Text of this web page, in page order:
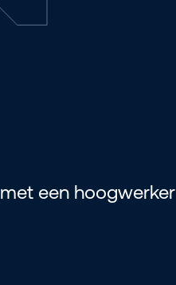
een hoogwerker